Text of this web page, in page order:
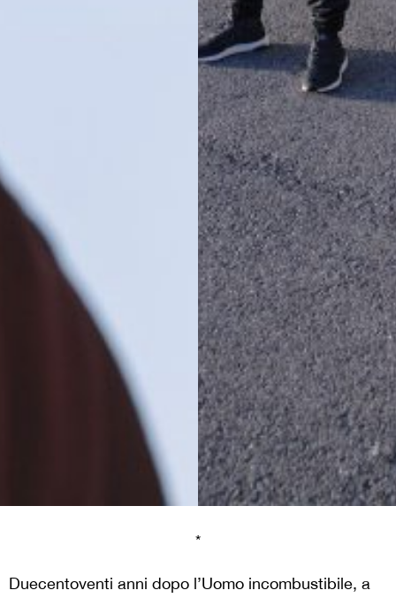
*
Duecentoventi anni dopo l’Uomo incombustibile, a